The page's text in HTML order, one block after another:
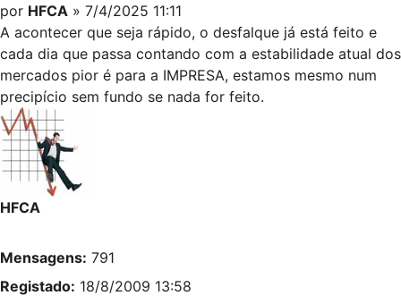
por HFCA » 7/4/2025 11:11
A acontecer que seja rápido, o desfalque já está feito e
cada dia que passa contando com a estabilidade atual dos
mercados pior é para a IMPRESA, estamos mesmo num
precipício sem fundo se nada for feito.
HFCA
Mensagens: 791
Registado: 18/8/2009 13:58